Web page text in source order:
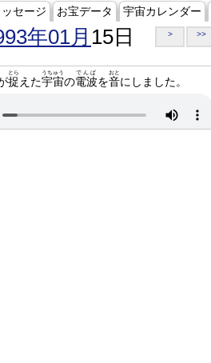
セージ お宝データ 宇宙カレンダー
年01月 15日 > >>
捉
とら
えた宇宙
うちゅう
の電波
でんぱ
を音
おと
にしました。